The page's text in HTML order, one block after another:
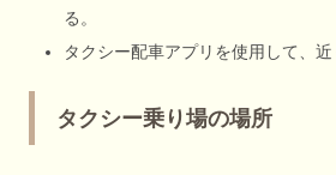
る。
タクシー配車アプリを使用して、近
タクシー乗り場の場所